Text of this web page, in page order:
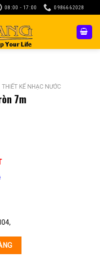
08:00 - 17:00 0986662028
THIẾT KẾ NHẠC NƯỚC
7m